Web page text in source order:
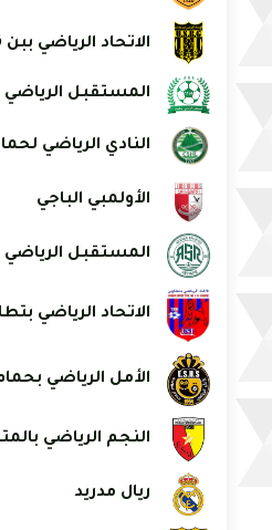
الاتحاد الرياضي ببن
المستقبل
النادي الرياضي
الأولمبي الباجي
المستقبل
الاتحاد الرياضي
الأمل الرياضي
النجم الرياضي
ريال مدريد